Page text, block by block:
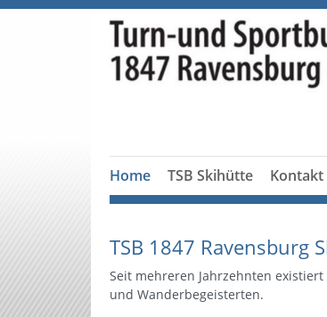
Home TSB Skihütte Kontakt
TSB 1847 Ravensburg
Seit mehreren Jahrzehnten
und Wanderbegeisterten.